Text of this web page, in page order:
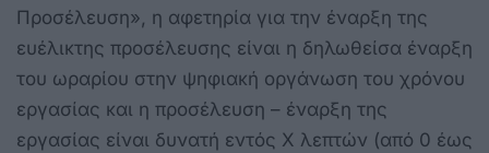
Προσέλευση», η αφετηρία για την έναρξη της
ευέλικτης προσέλευσης είναι η δηλωθείσα έναρξη
του ωραρίου στην ψηφιακή οργάνωση του χρόνου
εργασίας και η προσέλευση – έναρξη της
εργασίας είναι δυνατή εντός X λεπτών (από 0 έως